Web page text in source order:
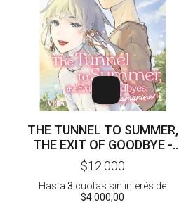
THE TUNNEL TO SUMMER,
THE EXIT OF GOODBYE -
ULTRAMARINE 04 -
HACHIMOKU - KOUDOU
$12.000
Hasta3 cuotas sin interés de
$4.000,00